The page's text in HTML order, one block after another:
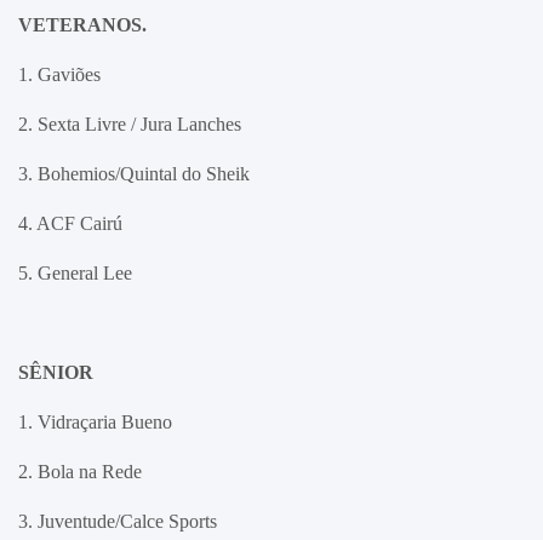
VETERANOS.
1. Gaviões
2. Sexta Livre / Jura Lanches
3. Bohemios/Quintal do Sheik
4. ACF Cairú
5. General Lee
SÊNIOR
1. Vidraçaria Bueno
2. Bola na Rede
3. Juventude/Calce Sports